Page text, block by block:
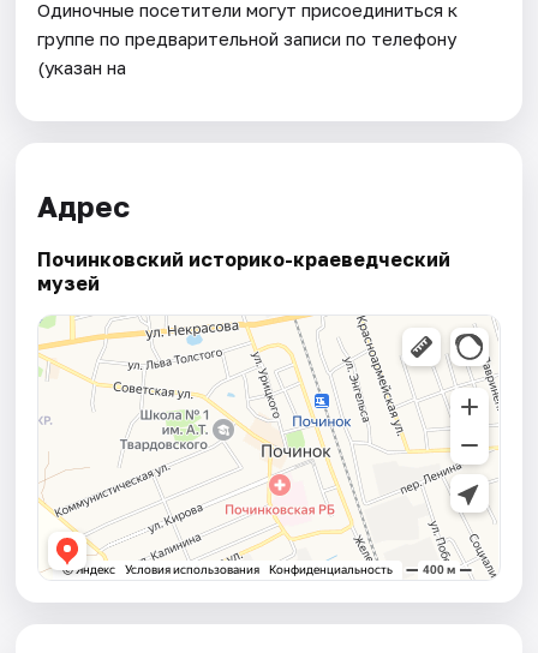
Одиночные посетители могут присоединиться к
группе по предварительной записи по телефону
(указан на
Адрес
Починковский историко-краеведческий
музей